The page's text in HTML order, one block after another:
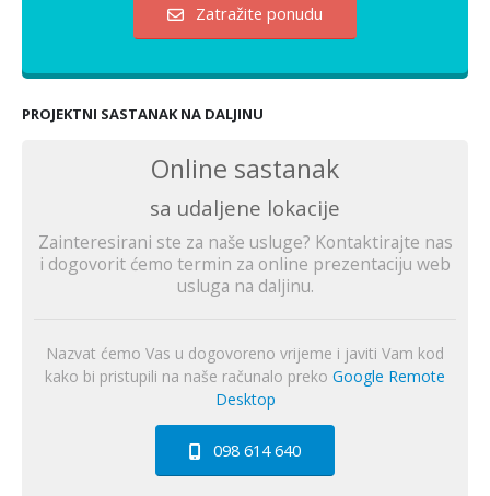
Zatražite ponudu
PROJEKTNI SASTANAK NA DALJINU
Online sastanak
sa udaljene lokacije
Zainteresirani ste za naše usluge? Kontaktirajte nas
i dogovorit ćemo termin za online prezentaciju web
usluga na daljinu.
Nazvat ćemo Vas u dogovoreno vrijeme i javiti Vam kod
kako bi pristupili na naše računalo preko Google Remote
Desktop
098 614 640